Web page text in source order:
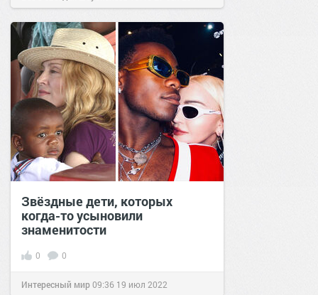
Звёздные дети, которых
когда-то усыновили
знаменитости
0 0
Интересный мир09:36 19 июл 2022